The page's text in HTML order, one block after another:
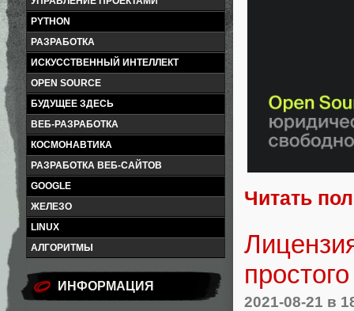
PYTHON
РАЗРАБОТКА
ИСКУССТВЕННЫЙ ИНТЕЛЛЕКТ
OPEN SOURCE
БУДУЩЕЕ ЗДЕСЬ
ВЕБ-РАЗРАБОТКА
КОСМОНАВТИКА
РАЗРАБОТКА ВЕБ-САЙТОВ
GOOGLE
ЖЕЛЕЗО
LINUX
АЛГОРИТМЫ
ИНФОРМАЦИЯ
Читать
2021-08-21 в